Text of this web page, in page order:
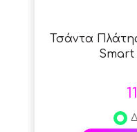
Τσάντα
Smart